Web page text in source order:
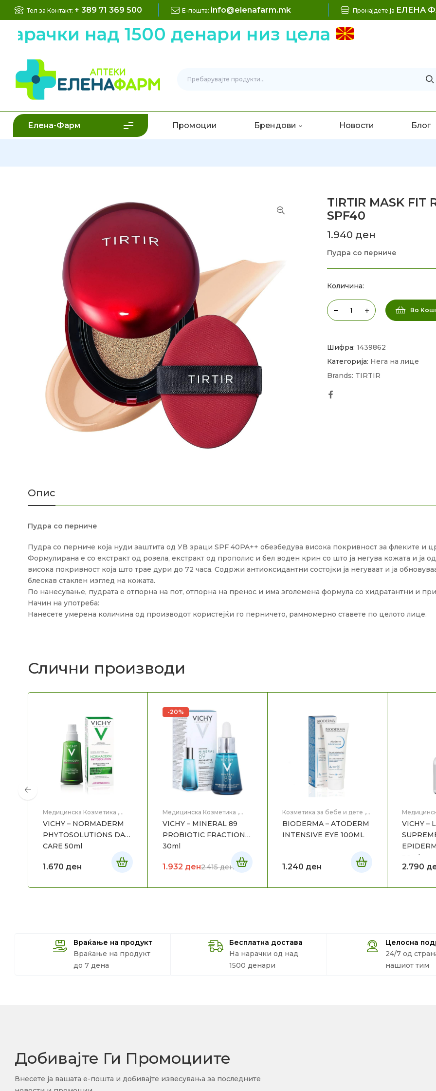
Тел за Контакт: + 389 71 369 500 Е-пошта: info@elenafarm.mk Пронајдете ја ЕЛЕНА
над 1500 денари низ цела
Елена-Фарм Промоции Брендови Новости Блог
TIRTIR MASK FIT
SPF40
1.940 ден
Пудра со перниче
Количина:
Во
Шифра: 1439862
Категорија: Нега на лице
Brands: TIRTIR
Опис
Пудра со перниче
Пудра со перниче која нуди заштита од УВ зраци SPF 40PA++ обезбедува висока покривност за флеките
Формулирана е со екстракт од розела, екстракт од прополис и бел воден крин со што ја негува кожата и
висока покривност која што трае дури до 72 часа. Содржи антиоксидантни состојки ја негуваат и ја
блескав стаклен изглед на кожата.
По нанесување, пудрата е отпорна на пот, отпорна на пренос и има зголемена формула со хидратантни и
Начин на употреба:
Нанесете умерена количина од производот користејќи го перничето, рамномерно ставете по целото лице.
Слични производи
Медицинска Козметика ,
VICHY – NORMADERM
PHYTOSOLUTIONS DAY
CARE 50ml
1.670 ден
-20%
Медицинска Козметика ,
VICHY – MINERAL 89
PROBIOTIC FRACTIONS
30ml
2.415ден
1.932 ден
Козметика за бебе и дете ,
Козметика,Нега на лице
BIODERMA – ATODERM
INTENSIVE EYE 100ML
1.240 ден
VICHY –
30ml
2.790
Враќање на продукт
Враќање на продукт
до 7 дена
Бесплатна достава
На нарачки од над
1500 денари
Целосна
24/7 од
нашиот тим
Добивајте Ги Промоциите
Внесете ја вашата е-пошта и добивајте извесувања за последните